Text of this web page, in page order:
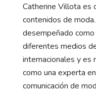
Catherine Villota es
contenidos de
desempeñado
diferentes medios
internacionales y es
como una experta
comunicación de